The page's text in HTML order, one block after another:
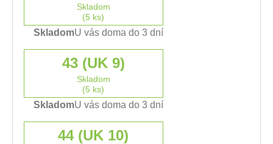
Skladom
(5 ks)
SkladomU vás doma do 3 dní
43 (UK 9)
Skladom
(5 ks)
SkladomU vás doma do 3 dní
44 (UK 10)